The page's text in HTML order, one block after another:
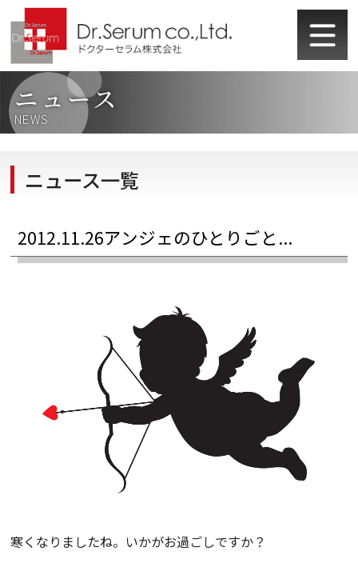
ニュース
NEWS
ニュース一覧
2012.11.26アンジェのひとりごと...
寒くなりましたね。いかがお過ごしですか？